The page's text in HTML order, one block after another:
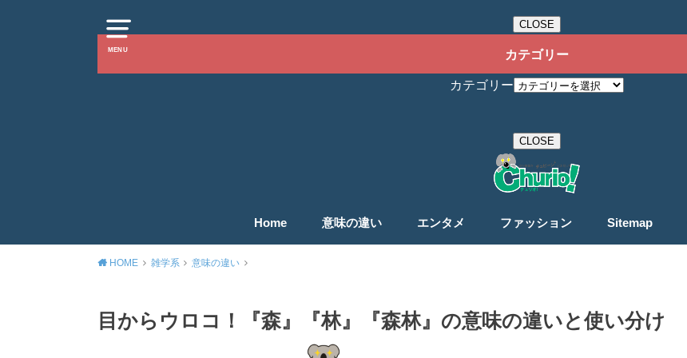
MENU
CLOSE
カテゴリー
カテゴリー
CLOSE
Home 意味の違い エンタメ ファッション Sitemap
HOME 雑学系 意味の違い
目からウロコ！『森』『林』『森林』の意味の違いと使い分け